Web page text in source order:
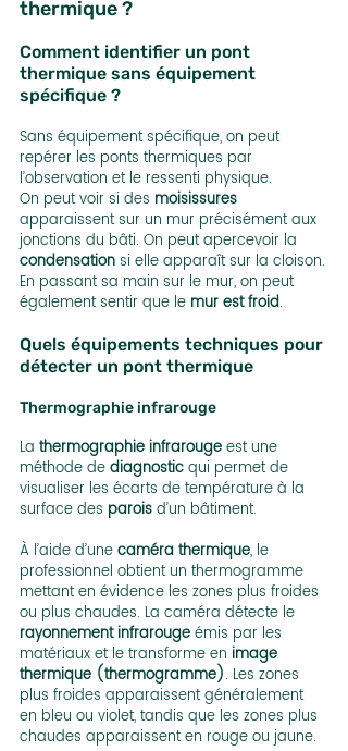
thermique ?
Comment identifier un pont
thermique sans équipement
spécifique ?
Sans équipement spécifique, on peut
repérer les ponts thermiques par
l’observation et le ressenti physique.
On peut voir si des moisissures
apparaissent sur un mur précisément aux
jonctions du bâti. On peut apercevoir la
condensation si elle apparaît sur la cloison.
En passant sa main sur le mur, on peut
également sentir que le mur est froid.
Quels équipements techniques pour
détecter un pont thermique
Thermographie infrarouge
La thermographie infrarouge est une
méthode de diagnostic qui permet de
visualiser les écarts de température à la
surface des parois d’un bâtiment.
À l’aide d’une caméra thermique, le
professionnel obtient un thermogramme
mettant en évidence les zones plus froides
ou plus chaudes. La caméra détecte le
rayonnement infrarouge émis par les
matériaux et le transforme en image
thermique (thermogramme). Les zones
plus froides apparaissent généralement
en bleu ou violet, tandis que les zones plus
chaudes apparaissent en rouge ou jaune.